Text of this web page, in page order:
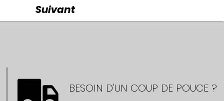
Suivant
BESOIN D'UN COUP DE POUCE ?